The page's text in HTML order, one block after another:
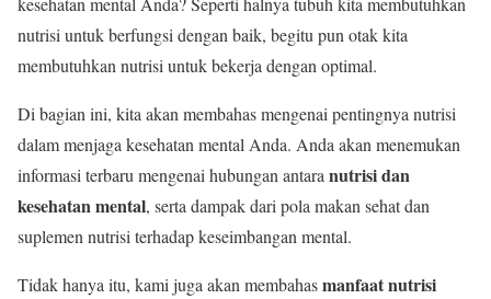
nutrisi untuk berfungsi dengan baik, begitu pun otak kita
membutuhkan nutrisi untuk bekerja dengan optimal.
Di bagian ini, kita akan membahas mengenai pentingnya nutrisi
dalam menjaga kesehatan mental Anda. Anda akan menemukan
informasi terbaru mengenai hubungan antara nutrisi dan
kesehatan mental, serta dampak dari pola makan sehat dan
suplemen nutrisi terhadap keseimbangan mental.
Tidak hanya itu, kami juga akan membahasmanfaat nutrisi